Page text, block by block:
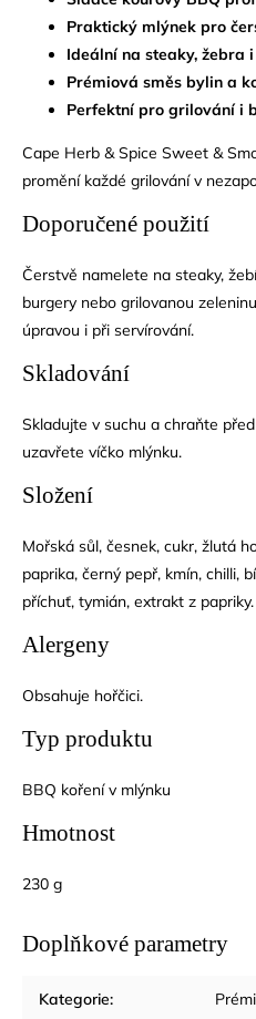
Praktický mlýnek pro
Ideální na steaky, žebra
Prémiová směs bylin a
Perfektní pro grilování i
Cape Herb & Spice Sweet &
promění každé grilování v
Doporučené použití
Čerstvě namelete na steaky,
burgery nebo grilovanou
úpravou i při servírování.
Skladování
Skladujte v suchu a chraňte
uzavřete víčko mlýnku.
Složení
Mořská sůl, česnek, cukr, žlutá
paprika, černý pepř, kmín, chilli,
příchuť, tymián, extrakt z papriky.
Alergeny
Obsahuje hořčici.
Typ produktu
BBQ koření v mlýnku
Hmotnost
230 g
Doplňkové parametry
Kategorie: